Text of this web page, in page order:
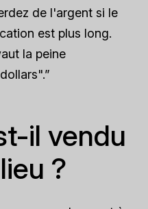
de l'argent si le
est plus long.
la peine
il vendu
?